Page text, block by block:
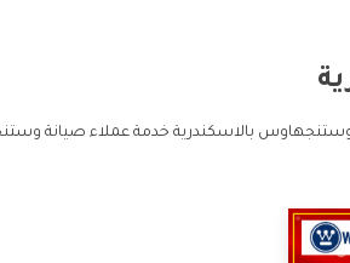
وستنجهاوس بالاسكندرية خدمة عملاء صيانة